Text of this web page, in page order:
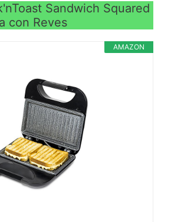
Sandwich Squared
con Reves
AMAZON